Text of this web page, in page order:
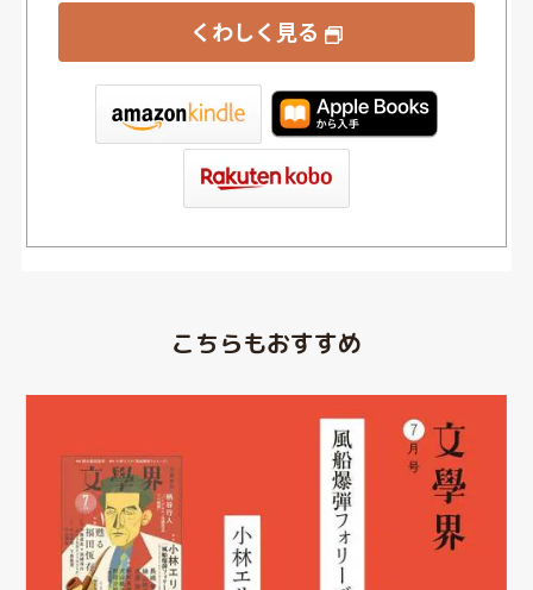
くわしく見る
こちらもおすすめ